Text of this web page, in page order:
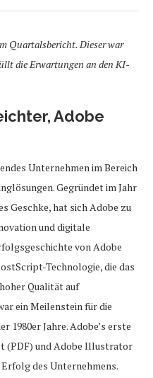
Quartalsbericht. Dieser war
die Erwartungen an den KI-
Adobe
Unternehmen im Bereich
Gegründet im Jahr
Geschke, hat sich Adobe zu
und digitale
von Adobe
Technologie, die das
Qualität auf
ein Meilenstein für die
Jahre. Adobe’s erste
(PDF) und Adobe Illustrator
des Unternehmens.